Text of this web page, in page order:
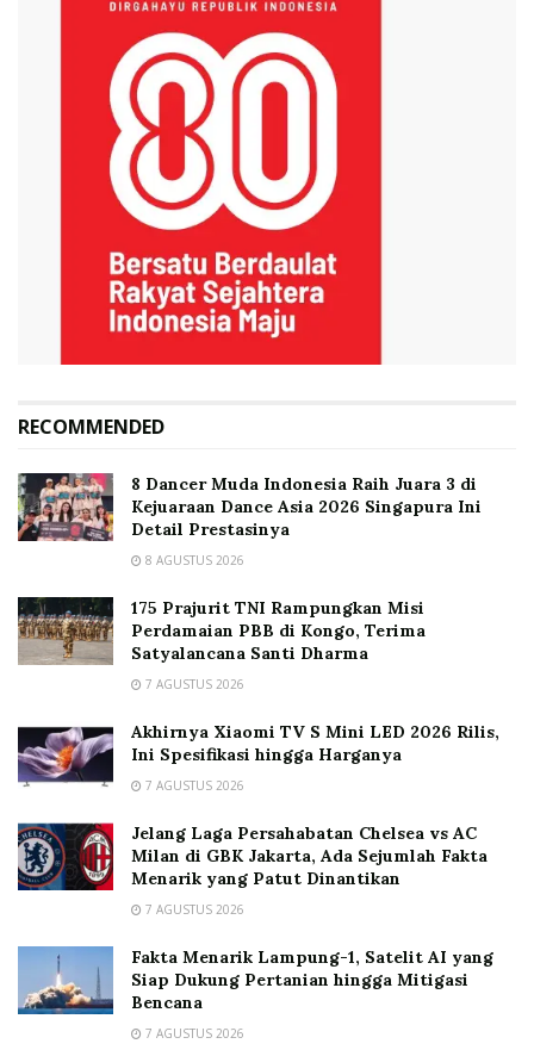
RECOMMENDED
8 Dancer Muda Indonesia Raih Juara 3 di
Kejuaraan Dance Asia 2026 Singapura Ini
Detail Prestasinya
8 AGUSTUS 2026
175 Prajurit TNI Rampungkan Misi
Perdamaian PBB di Kongo, Terima
Satyalancana Santi Dharma
7 AGUSTUS 2026
Akhirnya Xiaomi TV S Mini LED 2026 Rilis,
Ini Spesifikasi hingga Harganya
7 AGUSTUS 2026
Jelang Laga Persahabatan Chelsea vs AC
Milan di GBK Jakarta, Ada Sejumlah Fakta
Menarik yang Patut Dinantikan
7 AGUSTUS 2026
Fakta Menarik Lampung-1, Satelit AI yang
Siap Dukung Pertanian hingga Mitigasi
Bencana
7 AGUSTUS 2026